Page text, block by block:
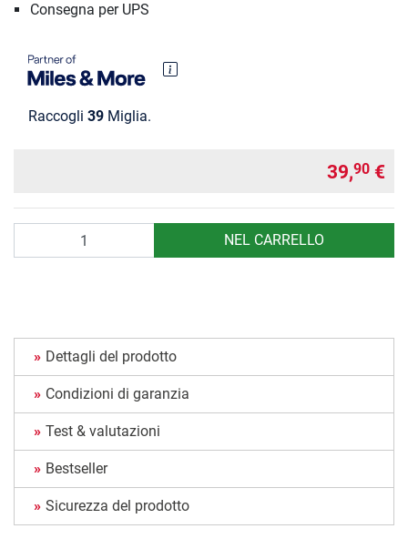
Consegna per UPS
Raccogli 39 Miglia.
39,90 €
NEL CARRELLO
Dettagli del prodotto
Condizioni di garanzia
Test & valutazioni
Bestseller
Sicurezza del prodotto